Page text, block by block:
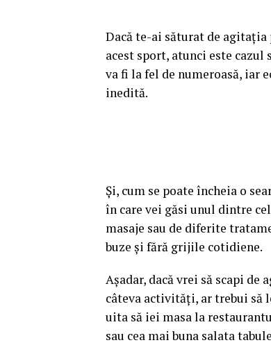
Dacă te-ai săturat de
acest sport, atunci este
va fi la fel de numeroasă, iar
inedită.
Și, cum se poate încheia o
în care vei găsi unul dintre
masaje sau de diferite
buze și fără grijile cotidiene.
Așadar, dacă vrei să scapi
câteva activități, ar trebui să
uita să iei masa la
sau cea mai buna salata